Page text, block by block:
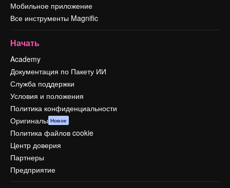
Мобильное приложение
Все инструменты Magnific
Начать
Academy
Документация по Пакету ИИ
Служба поддержки
Условия и положения
Политика конфиденциальности
Оригиналы Новое
Политика файлов cookie
Центр доверия
Партнеры
Предприятие